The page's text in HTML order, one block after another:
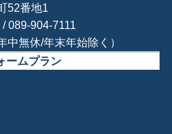
52番地1
089-904-7111
無休/年末年始除く）
ームプラン